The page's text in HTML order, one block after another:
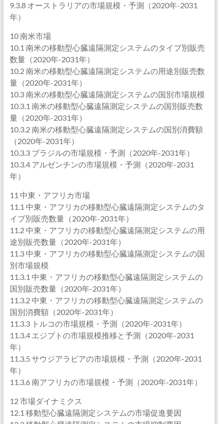
9.3.8 オーストラリアの市場規模・予測（2020年-2031
年）
10 南米市場
10.1 南米の移動型心臓遠隔測定システムのタイプ別販売
数量（2020年-2031年）
10.2 南米の移動型心臓遠隔測定システムの用途別販売数
量（2020年-2031年）
10.3 南米の移動型心臓遠隔測定システムの国別市場規模
10.3.1 南米の移動型心臓遠隔測定システムの国別販売数
量（2020年-2031年）
10.3.2 南米の移動型心臓遠隔測定システムの国別消費額
（2020年-2031年）
10.3.3 ブラジルの市場規模・予測（2020年-2031年）
10.3.4 アルゼンチンの市場規模・予測（2020年-2031
年）
11 中東・アフリカ市場
11.1 中東・アフリカの移動型心臓遠隔測定システムのタ
イプ別販売数量（2020年-2031年）
11.2 中東・アフリカの移動型心臓遠隔測定システムの用
途別販売数量（2020年-2031年）
11.3 中東・アフリカの移動型心臓遠隔測定システムの国
別市場規模
11.3.1 中東・アフリカの移動型心臓遠隔測定システムの
国別販売数量（2020年-2031年）
11.3.2 中東・アフリカの移動型心臓遠隔測定システムの
国別消費額（2020年-2031年）
11.3.3 トルコの市場規模・予測（2020年-2031年）
11.3.4 エジプトの市場規模推移と予測（2020年-2031
年）
11.3.5 サウジアラビアの市場規模・予測（2020年-2031
年）
11.3.6 南アフリカの市場規模・予測（2020年-2031年）
12 市場ダイナミクス
12.1 移動型心臓遠隔測定システムの市場促進要因